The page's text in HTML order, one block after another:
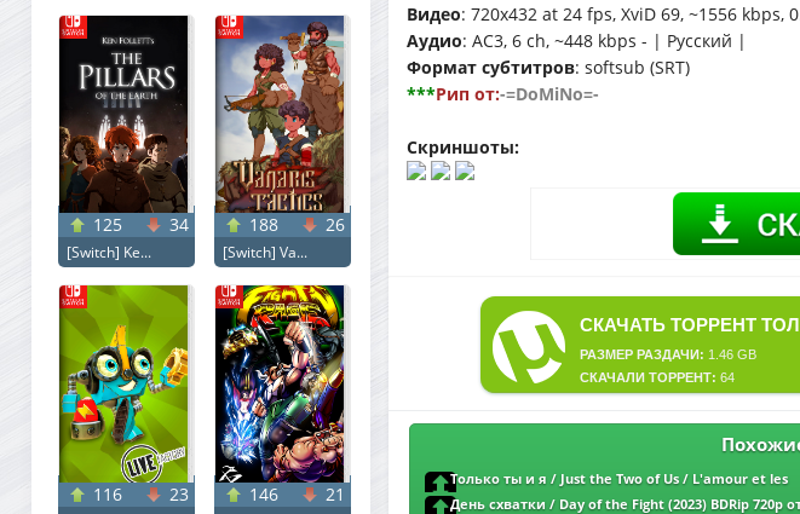
125 34
[Switch] Ke...
188 26
[Switch] Va...
116 23 146 21
Видео: 720x432 at 24 fps, XviD 69, ~1556 kbps,
Аудио: AC3, 6 ch, ~448 kbps - | Русский |
Формат субтитров: softsub (SRT)
***Рип от:-=DoMiNo=-
Скриншоты:
РАЗМЕР РАЗДАЧИ: 1.46 GB
СКАЧАЛИ ТОРРЕНТ: 64
Только ты и я / Just the Two of Us / L'amour et les
forêts (2023) BDRip от MegaPeer | D
День схватки / Day of the Fight (2023) BDRip 720p